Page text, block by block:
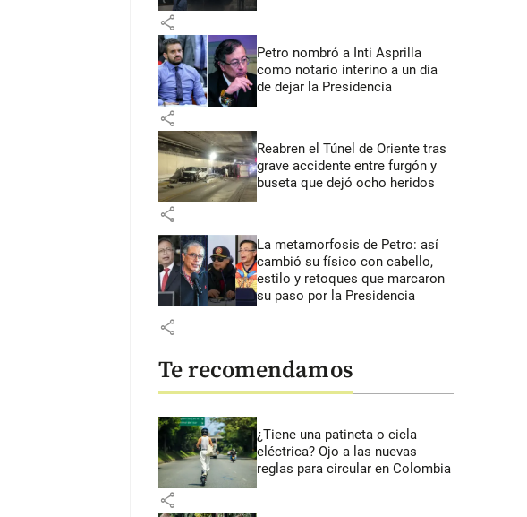
share
Petro nombró a Inti Asprilla
como notario interino a un día
de dejar la Presidencia
share
Reabren el Túnel de Oriente tras
grave accidente entre furgón y
buseta que dejó ocho heridos
share
La metamorfosis de Petro: así
cambió su físico con cabello,
estilo y retoques que marcaron
su paso por la Presidencia
share
Te recomendamos
¿Tiene una patineta o cicla
eléctrica? Ojo a las nuevas
reglas para circular en Colombia
share